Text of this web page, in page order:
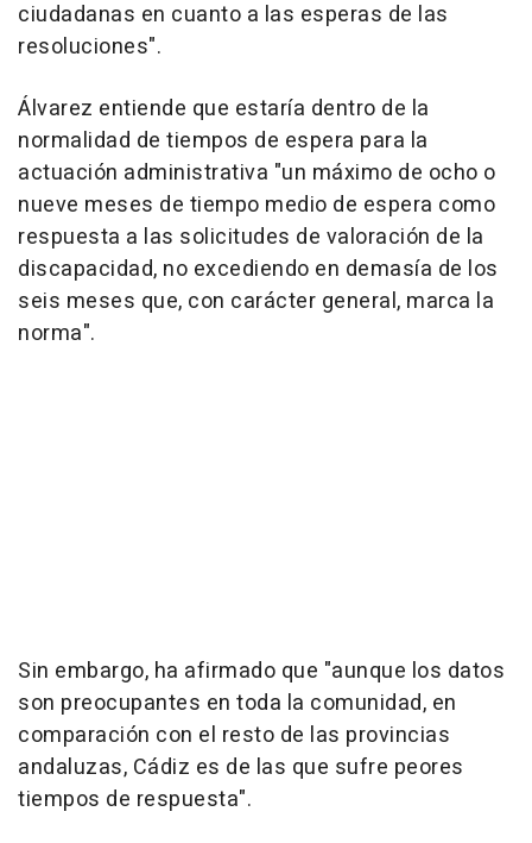
ciudadanas en cuanto a las esperas de las
resoluciones".
Álvarez entiende que estaría dentro de la
normalidad de tiempos de espera para la
actuación administrativa "un máximo de ocho o
nueve meses de tiempo medio de espera como
respuesta a las solicitudes de valoración de la
discapacidad, no excediendo en demasía de los
seis meses que, con carácter general, marca la
norma".
Sin embargo, ha afirmado que "aunque los datos
son preocupantes en toda la comunidad, en
comparación con el resto de las provincias
andaluzas, Cádiz es de las que sufre peores
tiempos de respuesta".